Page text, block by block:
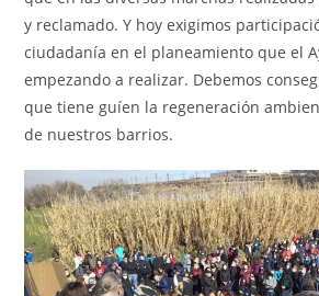
y reclamado. Y hoy exigimos
ciudadanía en el planeamiento que el
empezando a realizar. Debemos
que tiene guíen la regeneración
de nuestros barrios.